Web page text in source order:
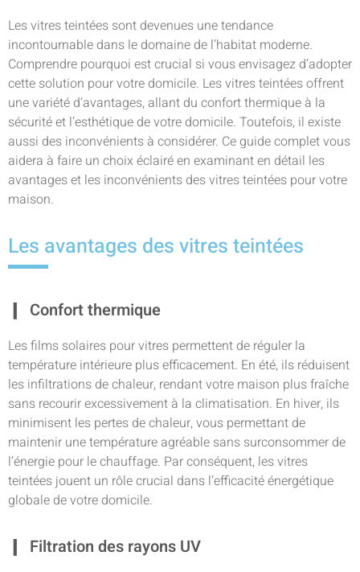
Les vitres teintées sont devenues une tendance
incontournable dans le domaine de l’habitat moderne.
Comprendre pourquoi est crucial si vous envisagez d’adopter
cette solution pour votre domicile. Les vitres teintées offrent
une variété d’avantages, allant du confort thermique à la
sécurité et l’esthétique de votre domicile. Toutefois, il existe
aussi des inconvénients à considérer. Ce guide complet vous
aidera à faire un choix éclairé en examinant en détail les
avantages et les inconvénients des vitres teintées pour votre
maison.
Les avantages des vitres teintées
Confort thermique
Les films solaires pour vitres permettent de réguler la
température intérieure plus efficacement. En été, ils réduisent
les infiltrations de chaleur, rendant votre maison plus fraîche
sans recourir excessivement à la climatisation. En hiver, ils
minimisent les pertes de chaleur, vous permettant de
maintenir une température agréable sans surconsommer de
l’énergie pour le chauffage. Par conséquent, les vitres
teintées jouent un rôle crucial dans l’efficacité énergétique
globale de votre domicile.
Filtration des rayons UV